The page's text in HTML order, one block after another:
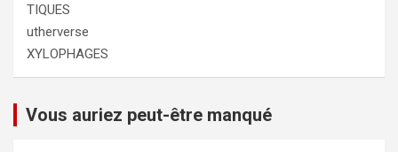
TIQUES
utherverse
XYLOPHAGES
Vous auriez peut-être manqué